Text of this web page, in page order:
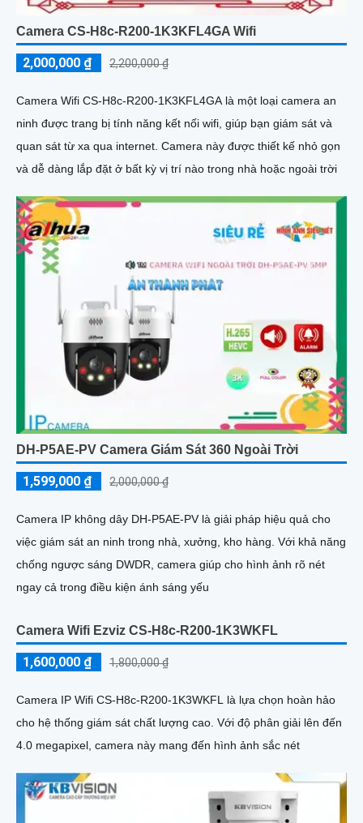
Camera CS-H8c-R200-1K3KFL4GA Wifi
2,000,000 ₫ 2,200,000 ₫
Camera Wifi CS-H8c-R200-1K3KFL4GA là một loại camera an
ninh được trang bị tính năng kết nối wifi, giúp bạn giám sát và
quan sát từ xa qua internet. Camera này được thiết kế nhỏ gọn
và dễ dàng lắp đặt ở bất kỳ vị trí nào trong nhà hoặc ngoài trời
DH-P5AE-PV Camera Giám Sát 360 Ngoài Trời
1,599,000 ₫ 2,000,000 ₫
Camera IP không dây DH-P5AE-PV là giải pháp hiệu quả cho
việc giám sát an ninh trong nhà, xưởng, kho hàng. Với khả năng
chống ngược sáng DWDR, camera giúp cho hình ảnh rõ nét
ngay cả trong điều kiện ánh sáng yếu